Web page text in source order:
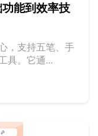
能到效率技
，支持五笔、手
具。它通...